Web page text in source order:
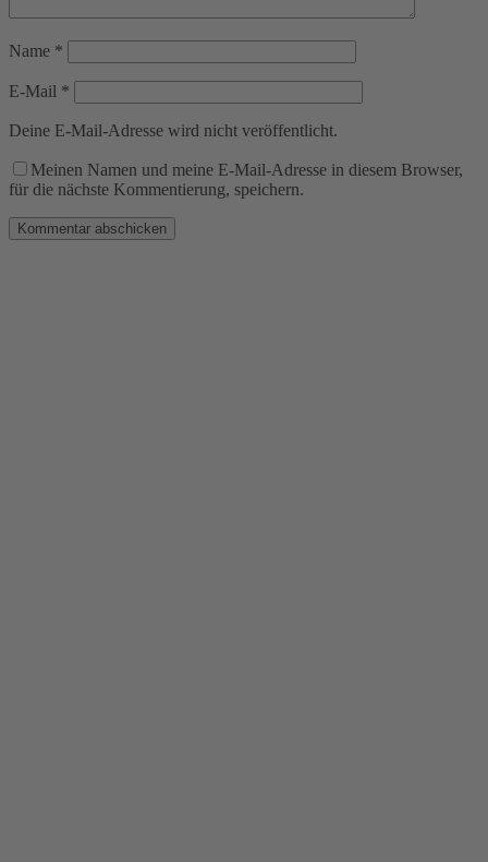
Name *
E-Mail *
Deine E-Mail-Adresse wird nicht veröffentlicht.
Meinen Namen und meine E-Mail-Adresse in diesem Browser,
für die nächste Kommentierung, speichern.